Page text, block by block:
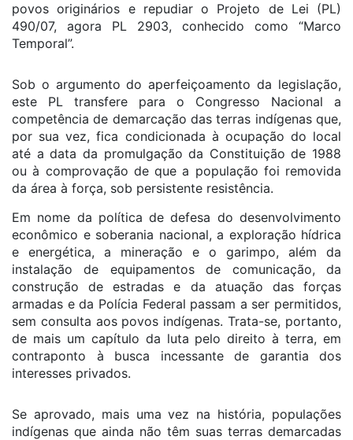
povos originários e repudiar o Projeto de Lei (PL)
490/07, agora PL 2903, conhecido como “Marco
Temporal”.
Sob o argumento do aperfeiçoamento da legislação,
este PL transfere para o Congresso Nacional a
competência de demarcação das terras indígenas que,
por sua vez, fica condicionada à ocupação do local
até a data da promulgação da Constituição de 1988
ou à comprovação de que a população foi removida
da área à força, sob persistente resistência.
Em nome da política de defesa do desenvolvimento
econômico e soberania nacional, a exploração hídrica
e energética, a mineração e o garimpo, além da
instalação de equipamentos de comunicação, da
construção de estradas e da atuação das forças
armadas e da Polícia Federal passam a ser permitidos,
sem consulta aos povos indígenas. Trata-se, portanto,
de mais um capítulo da luta pelo direito à terra, em
contraponto à busca incessante de garantia dos
interesses privados.
Se aprovado, mais uma vez na história, populações
indígenas que ainda não têm suas terras demarcadas